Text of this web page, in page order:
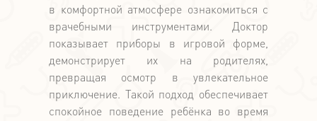
в комфортной атмосфере ознакомиться с
врачебными инструментами. Доктор
показывает приборы в игровой форме,
демонстрирует их на родителях,
превращая осмотр в увлекательное
приключение. Такой подход обеспечивает
спокойное поведение ребёнка во время